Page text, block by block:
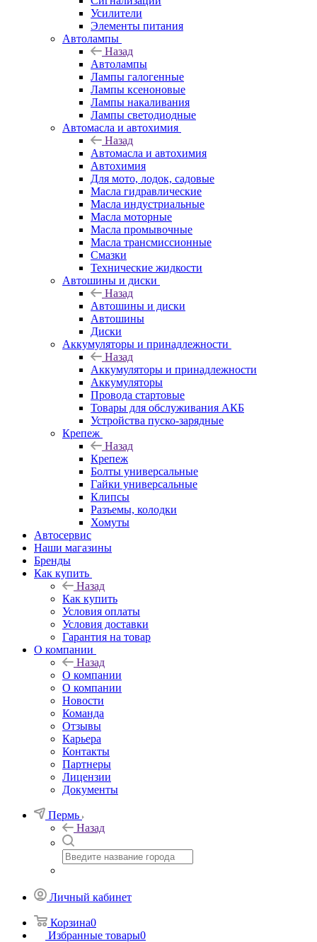
Усилители
Элементы питания
Автолампы
Назад
Автолампы
Лампы галогенные
Лампы ксеноновые
Лампы накаливания
Лампы светодиодные
Автомасла и автохимия
Назад
Автомасла и автохимия
Автохимия
Для мото, лодок, садовые
Масла гидравлические
Масла индустриальные
Масла моторные
Масла промывочные
Масла трансмиссионные
Смазки
Технические жидкости
Автошины и диски
Назад
Автошины и диски
Автошины
Диски
Аккумуляторы и принадлежности
Назад
Аккумуляторы и принадлежности
Аккумуляторы
Провода стартовые
Товары для обслуживания АКБ
Устройства пуско-зарядные
Крепеж
Назад
Крепеж
Болты универсальные
Гайки универсальные
Клипсы
Разъемы, колодки
Хомуты
Автосервис
Наши магазины
Бренды
Как купить
Назад
Как купить
Условия оплаты
Условия доставки
Гарантия на товар
О компании
Назад
О компании
О компании
Новости
Команда
Отзывы
Карьера
Контакты
Партнеры
Лицензии
Документы
Пермь
Назад
Личный кабинет
Корзина0
Избранные товары0